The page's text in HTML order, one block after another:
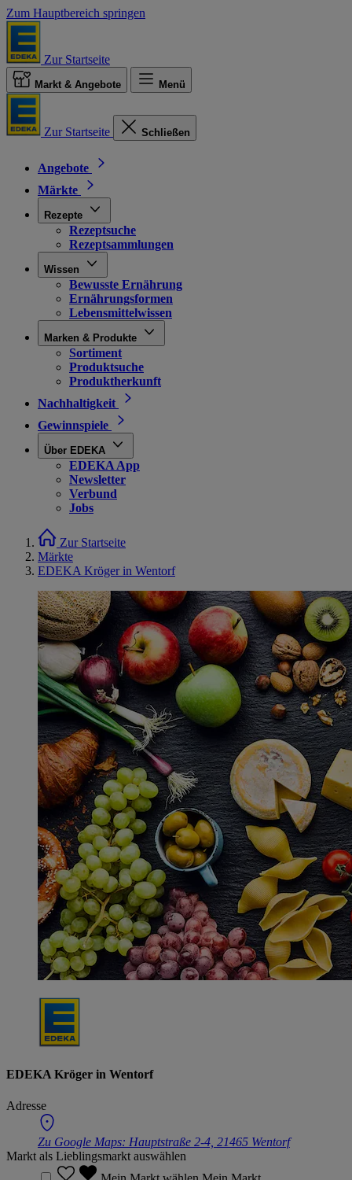
Zum Hauptbereich springen
Zur Startseite
Markt & Angebote Menü
Zur Startseite Schließen
Angebote
Märkte
Rezepte
Rezeptsuche
Rezeptsammlungen
Wissen
Bewusste Ernährung
Ernährungsformen
Lebensmittelwissen
Marken & Produkte
Sortiment
Produktsuche
Produktherkunft
Nachhaltigkeit
Gewinnspiele
Über EDEKA
EDEKA App
Newsletter
Verbund
Jobs
Zur Startseite
Märkte
EDEKA Kröger in Wentorf
EDEKA Kröger in Wentorf
Adresse
Zu Google Maps: Hauptstraße 2-4, 21465 Wentorf
Markt als Lieblingsmarkt auswählen